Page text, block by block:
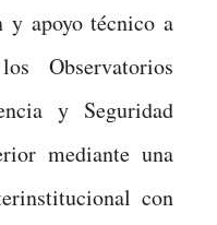
y apoyo técnico a
Observatorios
y Seguridad
mediante una
con